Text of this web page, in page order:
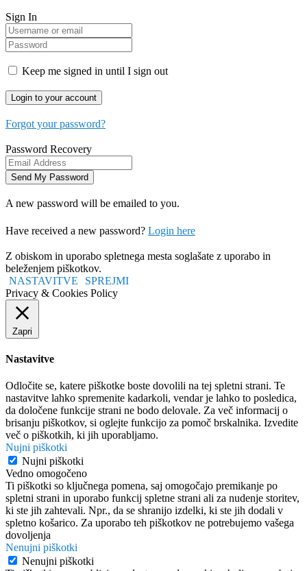
Sign In
Keep me signed in until I sign out
Forgot your password?
Password Recovery
A new password will be emailed to you.
Have received a new password? Login here
Z obiskom in uporabo spletnega mesta soglašate z uporabo in
beleženjem piškotkov.
NASTAVITVE
SPREJMI
Privacy & Cookies Policy
Zapri
Nastavitve
Odločite se, katere piškotke boste dovolili na tej spletni strani. Te
nastavitve lahko spremenite kadarkoli, vendar je lahko to posledica,
da določene funkcije strani ne bodo delovale. Za več informacij o
brisanju piškotkov, si oglejte funkcijo za pomoč brskalnika. Izvedite
več o piškotkih, ki jih uporabljamo.
Nujni piškotki
Nujni piškotki
Vedno omogočeno
Ti piškotki so ključnega pomena, saj omogočajo premikanje po
spletni strani in uporabo funkcij spletne strani ali za nudenje storitev,
ki ste jih zahtevali. Npr., da se shranijo izdelki, ki ste jih dodali v
spletno košarico. Za uporabo teh piškotkov ne potrebujemo vašega
dovoljenja
Nenujni piškotki
Nenujni piškotki